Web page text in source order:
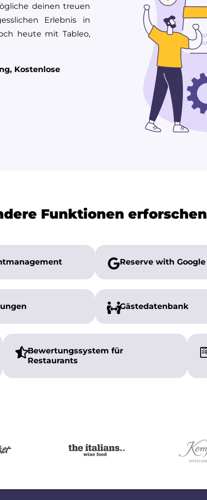
deinen treuen
Erlebnis in
heute mit Tableo,
Kostenlose
Funktionen erforschen
Reserve with Google
Gästedatenbank
Bewertungssystem für
Restaurants